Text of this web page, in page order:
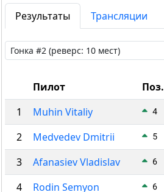
Результаты Трансляции
Пилот Поз.
1
Muhin Vitaliy 4
2 Medvedev Dmitrii 5
3 Afanasiev Vladislav 6
4 Rodin Semyon 6